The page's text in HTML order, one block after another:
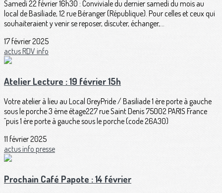
Samedi 22 février 16h30 : Conviviale du dernier samedi du mois au
local de Basiliade, 12 rue Béranger (République). Pour celles et ceux qui
souhaiteraient y venir se reposer, discuter, échanger,...
17 février 2025
actus RDV info
Atelier Lecture : 19 février 15h
Votre atelier à lieu au Local GreyPride / Basiliade 1 ère porte à gauche
sous le porche 3 ème étage227 rue Saint Denis 75002 PARIS France
^puis 1 ère porte à gauche sous le porche (code 26A30)
11 février 2025
actusinfo presse
Prochain Café Papote : 14 février